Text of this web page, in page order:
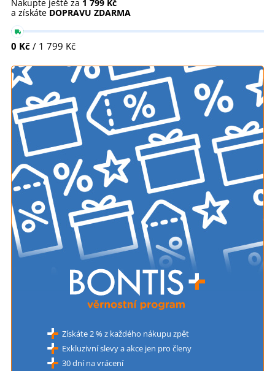
Nakupte ještě za 1 799 Kč
a získáte DOPRAVU ZDARMA
0 Kč / 1 799 Kč
Získáte 2 % z každého nákupu zpět
Exkluzivní slevy a akce jen pro členy
30 dní na vrácení